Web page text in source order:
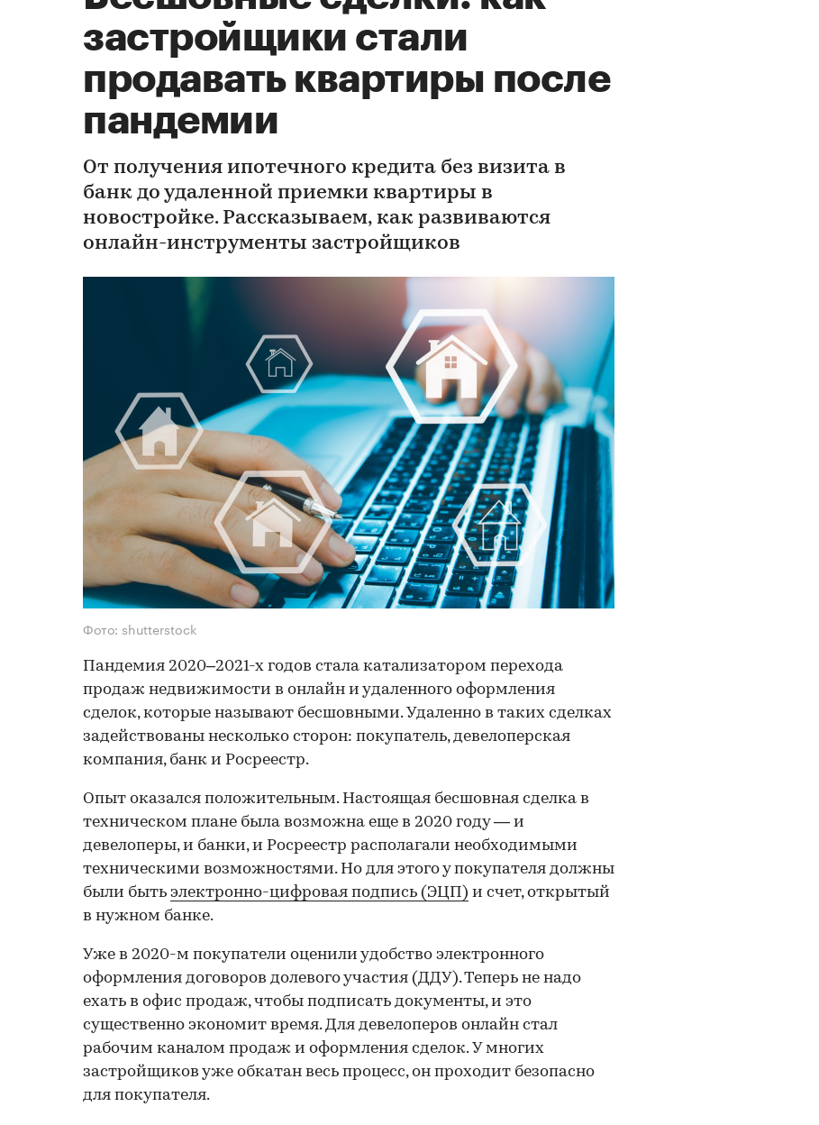
застройщики стали
продавать квартиры после
пандемии
От получения ипотечного кредита без визита в
банк до удаленной приемки квартиры в
новостройке. Рассказываем, как развиваются
онлайн-инструменты застройщиков
Фото: shutterstock
Пандемия 2020–2021-х годов стала катализатором перехода
продаж недвижимости в онлайн и удаленного оформления
сделок, которые называют бесшовными. Удаленно в таких сделках
задействованы несколько сторон: покупатель, девелоперская
компания, банк и Росреестр.
Опыт оказался положительным. Настоящая бесшовная сделка в
техническом плане была возможна еще в 2020 году — и
девелоперы, и банки, и Росреестр располагали необходимыми
техническими возможностями. Но для этого у покупателя должны
были быть электронно-цифровая подпись (ЭЦП) и счет, открытый
в нужном банке.
Уже в 2020-м покупатели оценили удобство электронного
оформления договоров долевого участия (ДДУ). Теперь не надо
ехать в офис продаж, чтобы подписать документы, и это
существенно экономит время. Для девелоперов онлайн стал
рабочим каналом продаж и оформления сделок. У многих
застройщиков уже обкатан весь процесс, он проходит безопасно
для покупателя.